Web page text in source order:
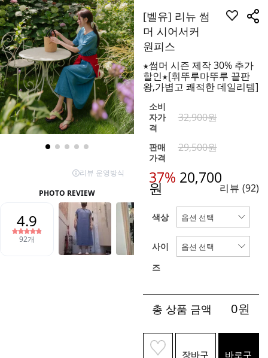
[벨유] 리뉴 썸
머 시어서커
원피스
★썸머 시즌 제작 30% 추가
할인★[휘뚜루마뚜루 끝판
왕,가볍고 쾌적한 데일리템]
소비
자가
격
32,900원
판매
가격
29,500원
37% 20,700
원 리뷰 (92)
색상
사이
즈
총 상품 금액 0원
장바구 바로구